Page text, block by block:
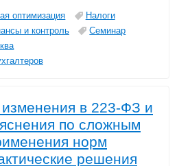
оптимизация
Налоги
и контроль
Семинар
в 223-ФЗ и
по сложным
норм
решения